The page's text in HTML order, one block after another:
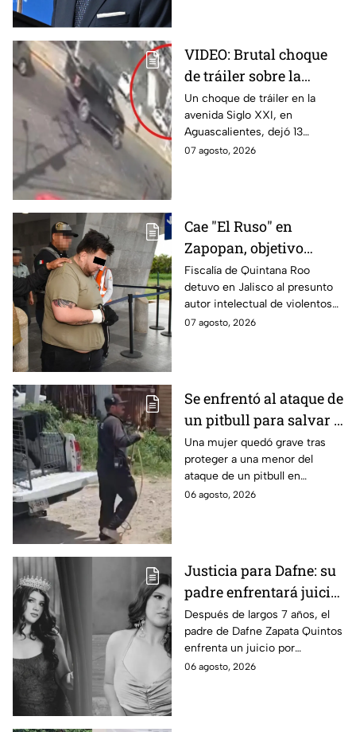
VIDEO: Brutal choque
de tráiler sobre la
avenida Siglo XXI en
Aguascalientes deja
varios heridos y
destrozos
Un choque de tráiler en la
avenida Siglo XXI, en
Aguascalientes, dejó 13
heridos y varios vehículos
07 agosto, 2026
Cae "El Ruso" en
Zapopan, objetivo
prioritario en Playa del
Carmen
Fiscalía de Quintana Roo
detuvo en Jalisco al presunto
autor intelectual de violentos
ataques en fraccionamientos
07 agosto, 2026
Se enfrentó al ataque de
un pitbull para salvar a
una menor; hoy lucha
por su vida en Zapopan
Una mujer quedó grave tras
proteger a una menor del
ataque de un pitbull en
Zapopan; la víctima sufrió
06 agosto, 2026
Justicia para Dafne: su
padre enfrentará juicio
por presunto abuso
cometido en 2019 en
Tamaulipas
Después de largos 7 años, el
padre de Dafne Zapata Quintos
enfrenta un juicio por
presuntamente abusar de la
06 agosto, 2026